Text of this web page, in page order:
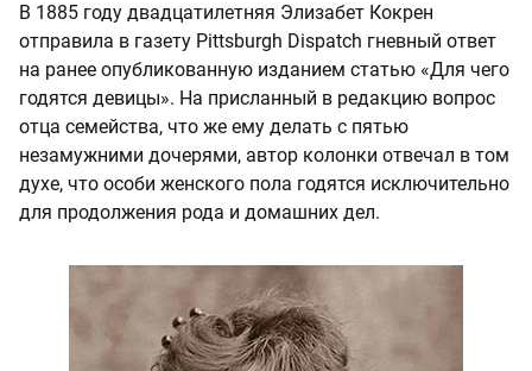
В 1885 году двадцатилетняя Элизабет Кокрен
отправила в газету Pittsburgh Dispatch гневный ответ
на ранее опубликованную изданием статью «Для чего
годятся девицы». На присланный в редакцию вопрос
отца семейства, что же ему делать с пятью
незамужними дочерями, автор колонки отвечал в том
духе, что особи женского пола годятся исключительно
для продолжения рода и домашних дел.